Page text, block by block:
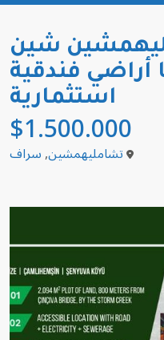
شين
أراضي فندقية
استثمارية
$1.500.000
تشامليهمشين,سراف